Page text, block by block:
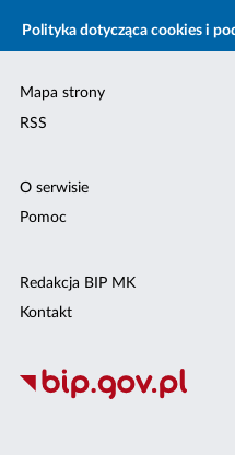
Polityka dotycząca cookies i
Mapa strony
RSS
O serwisie
Pomoc
Redakcja BIP MK
Kontakt